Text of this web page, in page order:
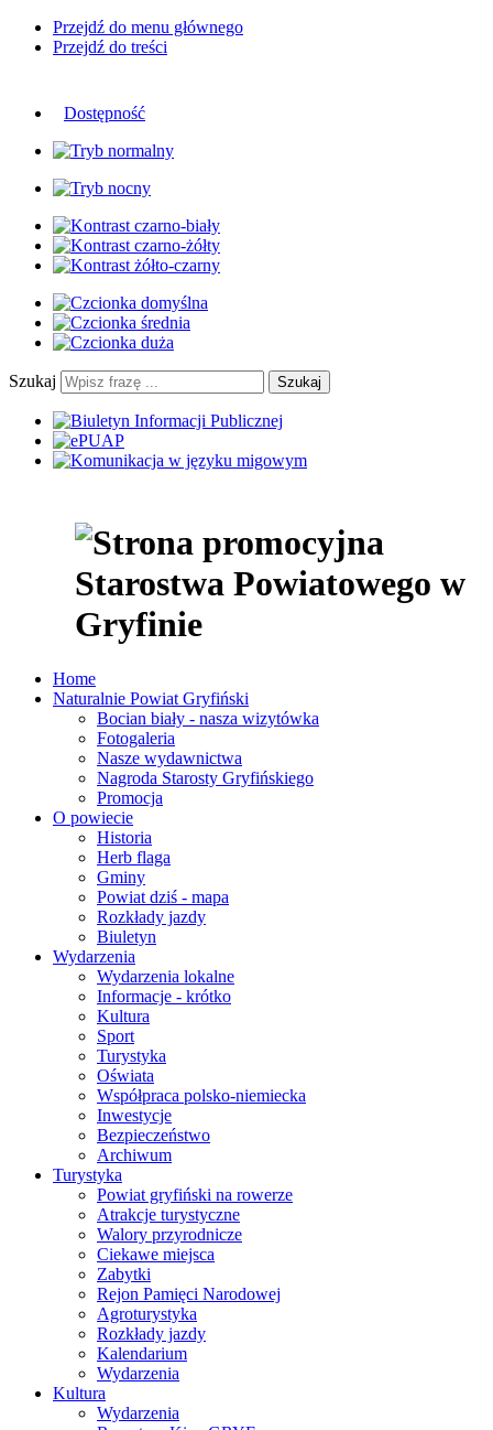
Przejdź do menu głównego
Przejdź do treści
Dostępność
Szukaj Szukaj
Home
Naturalnie Powiat Gryfiński
Bocian biały - nasza wizytówka
Fotogaleria
Nasze wydawnictwa
Nagroda Starosty Gryfińskiego
Promocja
O powiecie
Historia
Herb flaga
Gminy
Powiat dziś - mapa
Rozkłady jazdy
Biuletyn
Wydarzenia
Wydarzenia lokalne
Informacje - krótko
Kultura
Sport
Turystyka
Oświata
Współpraca polsko-niemiecka
Inwestycje
Bezpieczeństwo
Archiwum
Turystyka
Powiat gryfiński na rowerze
Atrakcje turystyczne
Walory przyrodnicze
Ciekawe miejsca
Zabytki
Rejon Pamięci Narodowej
Agroturystyka
Rozkłady jazdy
Kalendarium
Wydarzenia
Kultura
Wydarzenia